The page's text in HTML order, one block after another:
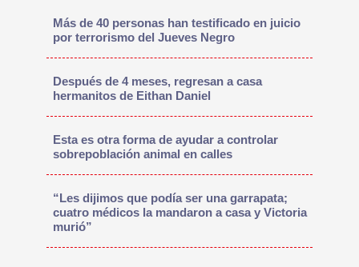
Más de 40 personas han testificado en juicio
por terrorismo del Jueves Negro
Después de 4 meses, regresan a casa
hermanitos de Eithan Daniel
Esta es otra forma de ayudar a controlar
sobrepoblación animal en calles
“Les dijimos que podía ser una garrapata;
cuatro médicos la mandaron a casa y Victoria
murió”